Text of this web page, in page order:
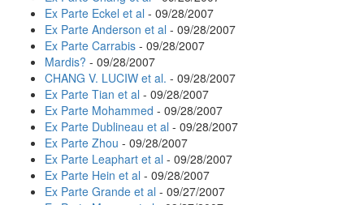
Ex Parte Eckel et al - 09/28/2007
Ex Parte Anderson et al - 09/28/2007
Ex Parte Carrabis - 09/28/2007
Mardis? - 09/28/2007
CHANG V. LUCIW et al. - 09/28/2007
Ex Parte Tian et al - 09/28/2007
Ex Parte Mohammed - 09/28/2007
Ex Parte Dublineau et al - 09/28/2007
Ex Parte Zhou - 09/28/2007
Ex Parte Leaphart et al - 09/28/2007
Ex Parte Hein et al - 09/28/2007
Ex Parte Grande et al - 09/27/2007